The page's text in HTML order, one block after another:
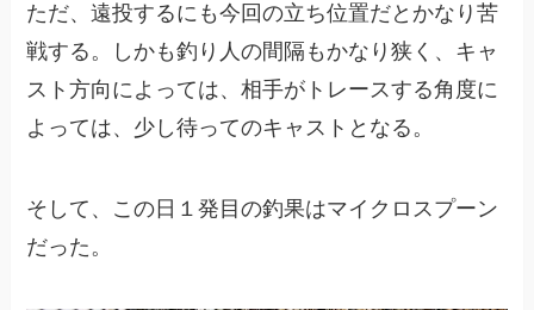
ただ、遠投するにも今回の立ち位置だとかなり苦
戦する。しかも釣り人の間隔もかなり狭く、キャ
スト方向によっては、相手がトレースする角度に
よっては、少し待ってのキャストとなる。
そして、この日１発目の釣果はマイクロスプーン
だった。